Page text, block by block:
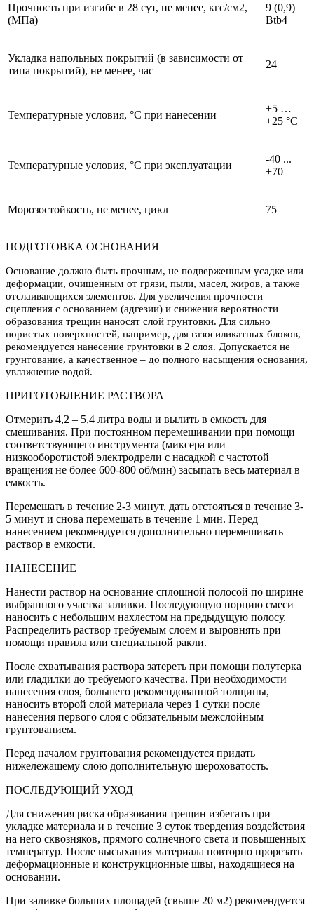
Прочность при изгибе в 28 сут, не менее, кгс/см2,
(МПа)
9 (0,9)
Btb4
Укладка напольных покрытий (в зависимости от
типа покрытий), не менее, час
24
Температурные условия, °С при нанесении
+5 …
+25 °С
Температурные условия, °С при эксплуатации
-40 ...
+70
Морозостойкость, не менее, цикл 75
ПОДГОТОВКА ОСНОВАНИЯ
Основание должно быть прочным, не подверженным усадке или
деформации, очищенным от грязи, пыли, масел, жиров, а также
отслаивающихся элементов. Для увеличения прочности
сцепления с основанием (адгезии) и снижения вероятности
образования трещин наносят слой грунтовки. Для сильно
пористых поверхностей, например, для газосиликатных блоков,
рекомендуется нанесение грунтовки в 2 слоя. Допускается не
грунтование, а качественное – до полного насыщения основания,
увлажнение водой.
ПРИГОТОВЛЕНИЕ РАСТВОРА
Отмерить 4,2 – 5,4 литра воды и вылить в емкость для
смешивания. При постоянном перемешивании при помощи
соответствующего инструмента (миксера или
низкооборотистой электродрели с насадкой с частотой
вращения не более 600-800 об/мин) засыпать весь материал в
емкость.
Перемешать в течение 2-3 минут, дать отстояться в течение 3-
5 минут и снова перемешать в течение 1 мин. Перед
нанесением рекомендуется дополнительно перемешивать
раствор в емкости.
НАНЕСЕНИЕ
Нанести раствор на основание сплошной полосой по ширине
выбранного участка заливки. Последующую порцию смеси
наносить с небольшим нахлестом на предыдущую полосу.
Распределить раствор требуемым слоем и выровнять при
помощи правила или специальной ракли.
После схватывания раствора затереть при помощи полутерка
или гладилки до требуемого качества. При необходимости
нанесения слоя, большего рекомендованной толщины,
наносить второй слой материала через 1 сутки после
нанесения первого слоя с обязательным межслойным
грунтованием.
Перед началом грунтования рекомендуется придать
нижележащему слою дополнительную шероховатость.
ПОСЛЕДУЮЩИЙ УХОД
Для снижения риска образования трещин избегать при
укладке материала и в течение 3 суток твердения воздействия
на него сквозняков, прямого солнечного света и повышенных
температур. После высыхания материала повторно прорезать
деформационные и конструкционные швы, находящиеся на
основании.
При заливке больших площадей (свыше 20 м2) рекомендуется